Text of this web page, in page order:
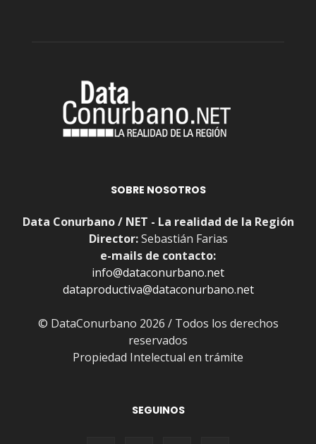
SOBRE NOSOTROS
Data Conurbano / NET - La realidad de la Región
Director:Sebastián Farias
e-mails de contacto:
info@dataconurbano.net
dataproductiva@dataconurbano.net
© DataConurbano 2026 / Todos los derechos
reservados
Propiedad Intelectual en trámite
SEGUINOS